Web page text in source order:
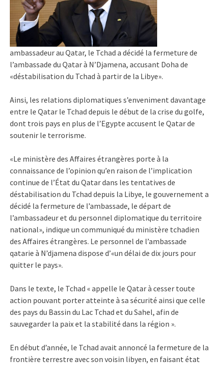
ambassadeur au Qatar, le Tchad a décidé la fermeture de
l’ambassade du Qatar à N’Djamena, accusant Doha de
«déstabilisation du Tchad à partir de la Libye».
Ainsi, les relations diplomatiques s’enveniment davantage
entre le Qatar le Tchad depuis le début de la crise du golfe,
dont trois pays en plus de l’Egypte accusent le Qatar de
soutenir le terrorisme.
«Le ministère des Affaires étrangères porte à la
connaissance de l’opinion qu’en raison de l’implication
continue de l’État du Qatar dans les tentatives de
déstabilisation du Tchad depuis la Libye, le gouvernement a
décidé la fermeture de l’ambassade, le départ de
l’ambassadeur et du personnel diplomatique du territoire
national», indique un communiqué du ministère tchadien
des Affaires étrangères. Le personnel de l’ambassade
qatarie à N’djamena dispose d’«un délai de dix jours pour
quitter le pays».
Dans le texte, le Tchad « appelle le Qatar à cesser toute
action pouvant porter atteinte à sa sécurité ainsi que celle
des pays du Bassin du Lac Tchad et du Sahel, afin de
sauvegarder la paix et la stabilité dans la région ».
En début d’année, le Tchad avait annoncé la fermeture de la
frontière terrestre avec son voisin libyen, en faisant état